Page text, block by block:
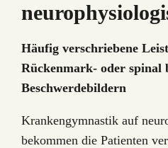
Häufig verschriebene
Rückenmark- oder spinal
Beschwerdebildern
Krankengymnastik auf
bekommen die Patienten